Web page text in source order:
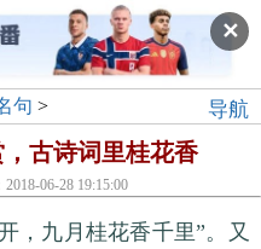
✕
导航
句 >
古诗词里桂花香
06-28 19:15:00
，九月桂花香千里”。又